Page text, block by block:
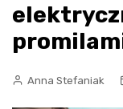
Anna Stefaniak